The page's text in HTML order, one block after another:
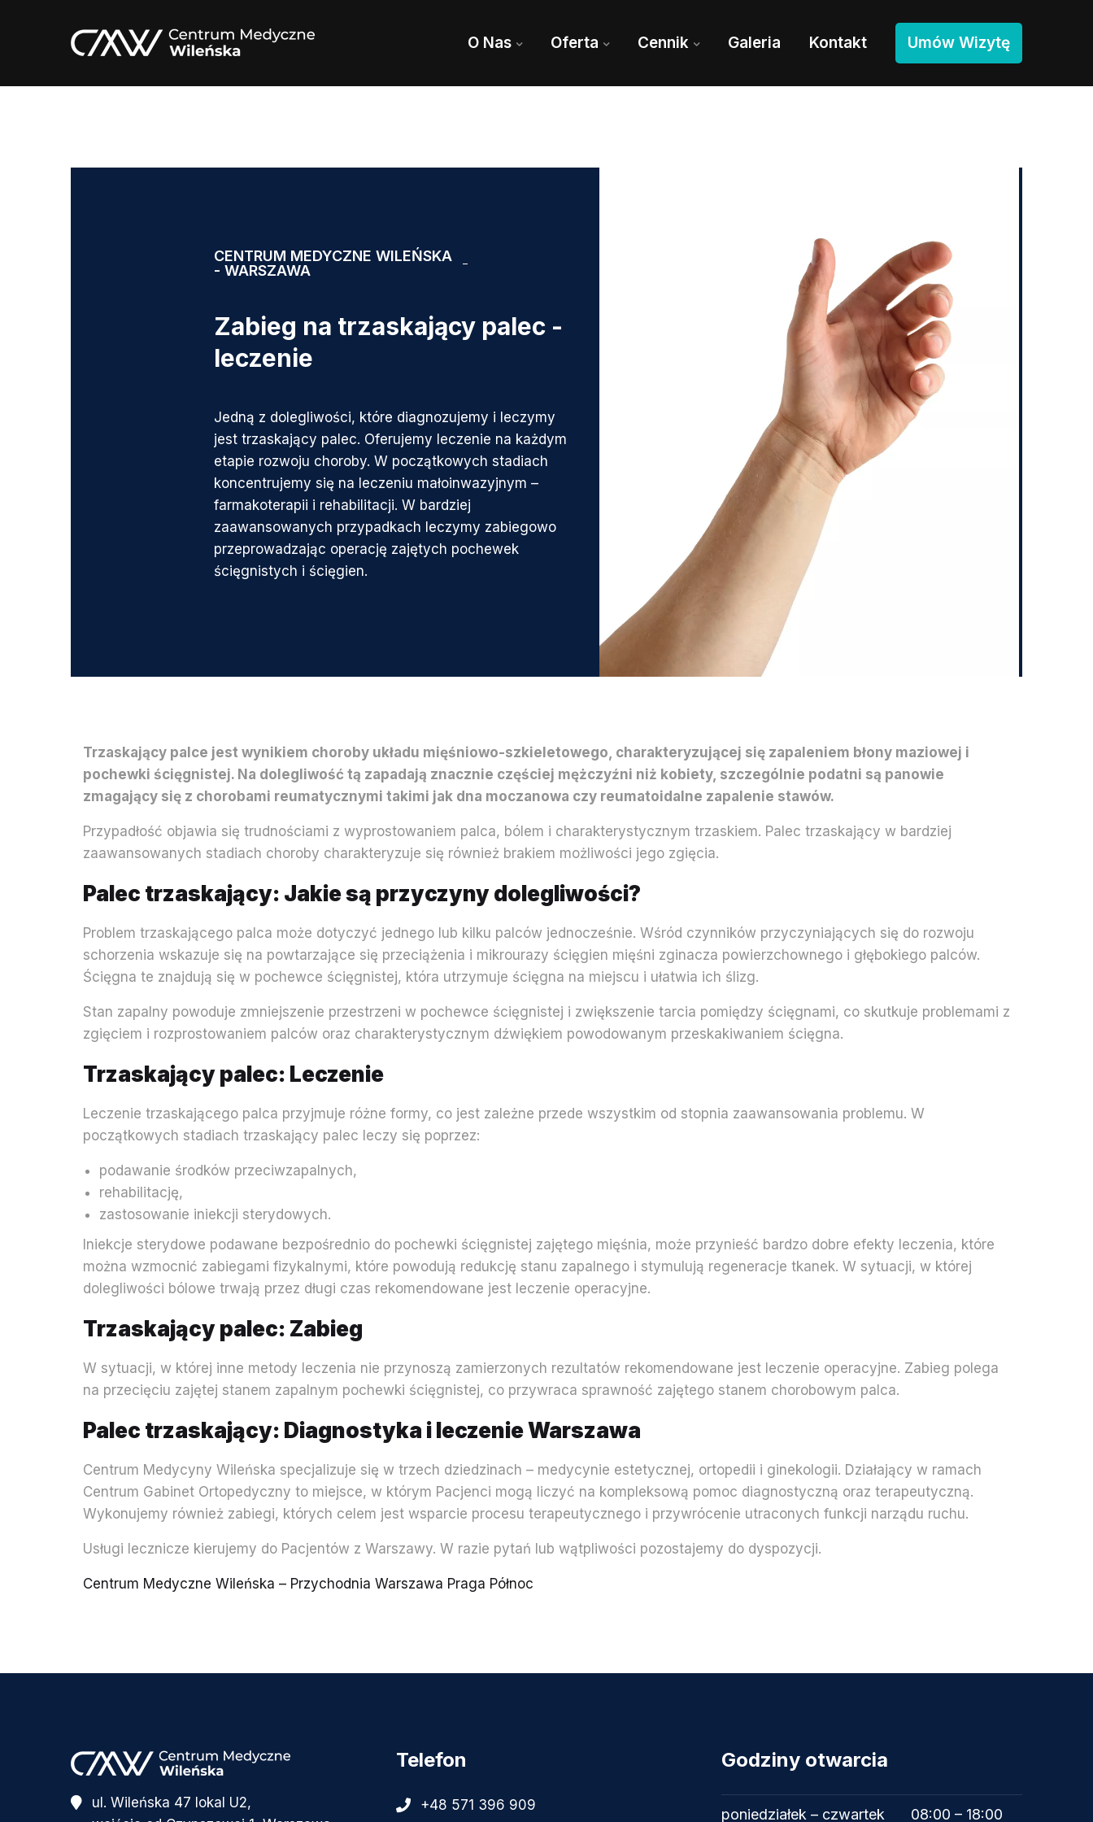
O Nas Oferta Cennik Galeria Kontakt Umów Wizytę
CENTRUM MEDYCZNE WILEŃSKA
- WARSZAWA
Zabieg na trzaskający palec -
leczenie
Jedną z dolegliwości, które diagnozujemy i leczymy
jest trzaskający palec. Oferujemy leczenie na każdym
etapie rozwoju choroby. W początkowych stadiach
koncentrujemy się na leczeniu małoinwazyjnym –
farmakoterapii i rehabilitacji. W bardziej
zaawansowanych przypadkach leczymy zabiegowo
przeprowadzając operację zajętych pochewek
ścięgnistych i ścięgien.
Trzaskający palce jest wynikiem choroby układu mięśniowo-szkieletowego, charakteryzującej się zapaleniem błony maziowej i
pochewki ścięgnistej. Na dolegliwość tą zapadają znacznie częściej mężczyźni niż kobiety, szczególnie podatni są panowie
zmagający się z chorobami reumatycznymi takimi jak dna moczanowa czy reumatoidalne zapalenie stawów.
Przypadłość objawia się trudnościami z wyprostowaniem palca, bólem i charakterystycznym trzaskiem. Palec trzaskający w bardziej
zaawansowanych stadiach choroby charakteryzuje się również brakiem możliwości jego zgięcia.
Palec trzaskający: Jakie są przyczyny dolegliwości?
Problem trzaskającego palca może dotyczyć jednego lub kilku palców jednocześnie. Wśród czynników przyczyniających się do rozwoju
schorzenia wskazuje się na powtarzające się przeciążenia i mikrourazy ścięgien mięśni zginacza powierzchownego i głębokiego palców.
Ścięgna te znajdują się w pochewce ścięgnistej, która utrzymuje ścięgna na miejscu i ułatwia ich ślizg.
Stan zapalny powoduje zmniejszenie przestrzeni w pochewce ścięgnistej i zwiększenie tarcia pomiędzy ścięgnami, co skutkuje problemami z
zgięciem i rozprostowaniem palców oraz charakterystycznym dźwiękiem powodowanym przeskakiwaniem ścięgna.
Trzaskający palec: Leczenie
Leczenie trzaskającego palca przyjmuje różne formy, co jest zależne przede wszystkim od stopnia zaawansowania problemu. W
początkowych stadiach trzaskający palec leczy się poprzez:
podawanie środków przeciwzapalnych,
rehabilitację,
zastosowanie iniekcji sterydowych.
Iniekcje sterydowe podawane bezpośrednio do pochewki ścięgnistej zajętego mięśnia, może przynieść bardzo dobre efekty leczenia, które
można wzmocnić zabiegami fizykalnymi, które powodują redukcję stanu zapalnego i stymulują regeneracje tkanek. W sytuacji, w której
dolegliwości bólowe trwają przez długi czas rekomendowane jest leczenie operacyjne.
Trzaskający palec: Zabieg
W sytuacji, w której inne metody leczenia nie przynoszą zamierzonych rezultatów rekomendowane jest leczenie operacyjne. Zabieg polega
na przecięciu zajętej stanem zapalnym pochewki ścięgnistej, co przywraca sprawność zajętego stanem chorobowym palca.
Palec trzaskający: Diagnostyka i leczenie Warszawa
Centrum Medycyny Wileńska specjalizuje się w trzech dziedzinach – medycynie estetycznej, ortopedii i ginekologii. Działający w ramach
Centrum Gabinet Ortopedyczny to miejsce, w którym Pacjenci mogą liczyć na kompleksową pomoc diagnostyczną oraz terapeutyczną.
Wykonujemy również zabiegi, których celem jest wsparcie procesu terapeutycznego i przywrócenie utraconych funkcji narządu ruchu.
Usługi lecznicze kierujemy do Pacjentów z Warszawy. W razie pytań lub wątpliwości pozostajemy do dyspozycji.
Centrum Medyczne Wileńska – Przychodnia Warszawa Praga Północ
ul. Wileńska 47 lokal U2,
Telefon
+48 571 396 909
Godziny otwarcia
poniedziałek – czwartek 08:00 – 18:00